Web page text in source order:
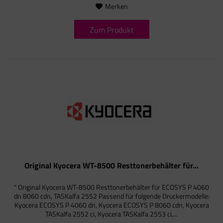
Merken
Zum Produkt
Original Kyocera WT-8500 Resttonerbehälter für...
" Original Kyocera WT-8500 Resttonerbehälter für ECOSYS P 4060
dn 8060 cdn, TASKalfa 2552 Passend für folgende Druckermodelle:
Kyocera ECOSYS P 4060 dn, Kyocera ECOSYS P 8060 cdn, Kyocera
TASKalfa 2552 ci, Kyocera TASKalfa 2553 ci,...